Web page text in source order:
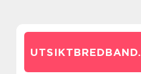
UTSIKTBREDBAND.